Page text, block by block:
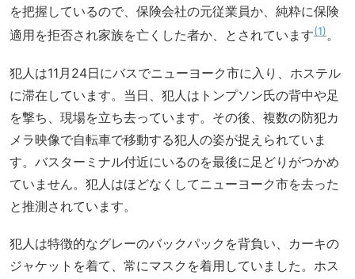
を把握しているので、保険会社の元従業員か、純粋に保険
適用を拒否され家族を亡くした者か、とされています 1 。
犯人は11月24日にバスでニューヨーク市に入り、ホステル
に滞在しています。当日、犯人はトンプソン氏の背中や足
を撃ち、現場を立ち去っています。その後、複数の防犯カ
メラ映像で自転車で移動する犯人の姿が捉えられていま
す。バスターミナル付近にいるのを最後に足どりがつかめ
ていません。犯人はほどなくしてニューヨーク市を去った
と推測されています。
犯人は特徴的なグレーのバックパックを背負い、カーキの
ジャケットを着て、常にマスクを着用していました。ホス